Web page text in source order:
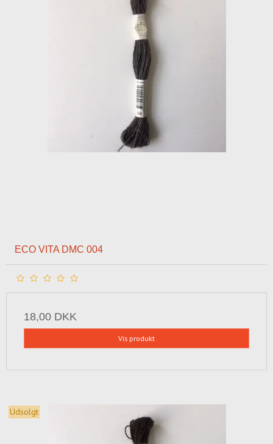
ECO VITA DMC 004
18,00 DKK
Vis produkt
Udsolgt